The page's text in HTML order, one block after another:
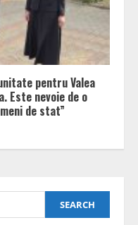
pentru Valea
Este nevoie de o
de stat”